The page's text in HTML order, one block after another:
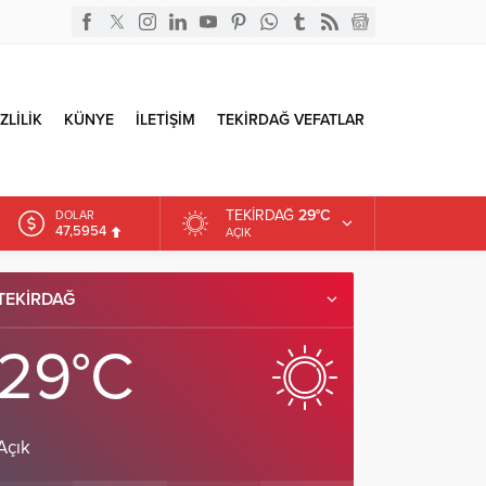
KÜNYE İLETİŞİM TEKİRDAĞ VEFATLAR
DOLAR
47,5954
EURO
ALTIN
TEKIRDAĞ 29°C
AÇIK
29°C